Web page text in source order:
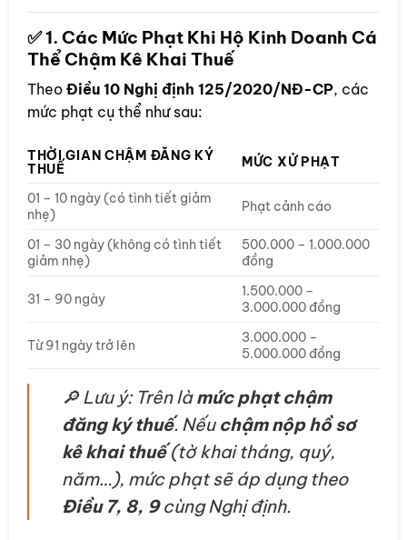
✅ 1. Các Mức Phạt Khi Hộ Kinh Doanh Cá
Thể Chậm Kê Khai Thuế
Theo Điều 10 Nghị định 125/2020/NĐ-CP, các
mức phạt cụ thể như sau:
THỜI GIAN CHẬM ĐĂNG KÝ
THUẾ
MỨC XỬ PHẠT
01 – 10 ngày (có tình tiết giảm
nhẹ)
Phạt cảnh cáo
01 – 30 ngày (không có tình tiết
giảm nhẹ)
500.000 – 1.000.000
đồng
31 – 90 ngày
1.500.000 –
3.000.000 đồng
Từ 91 ngày trở lên
3.000.000 –
5.000.000 đồng
🔎 Lưu ý: Trên làmức phạt chậm
đăng ký thuế. Nếu chậm nộp hồ sơ
kê khai thuế(tờ khai tháng, quý,
năm…), mức phạt sẽ áp dụng theo
Điều 7, 8, 9cùng Nghị định.